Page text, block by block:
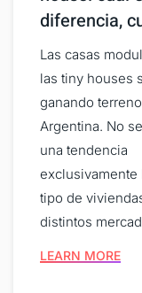
diferencia,
Las casas
las tiny houses
ganando
Argentina. No
una tendencia
exclusivamente
tipo de
distintos
LEARN MORE